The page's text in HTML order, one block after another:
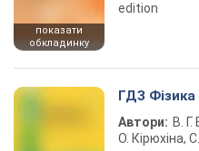
показати
обкладинку
edition
ГДЗ Фізика
Автори: В.
О. Кірюхіна,